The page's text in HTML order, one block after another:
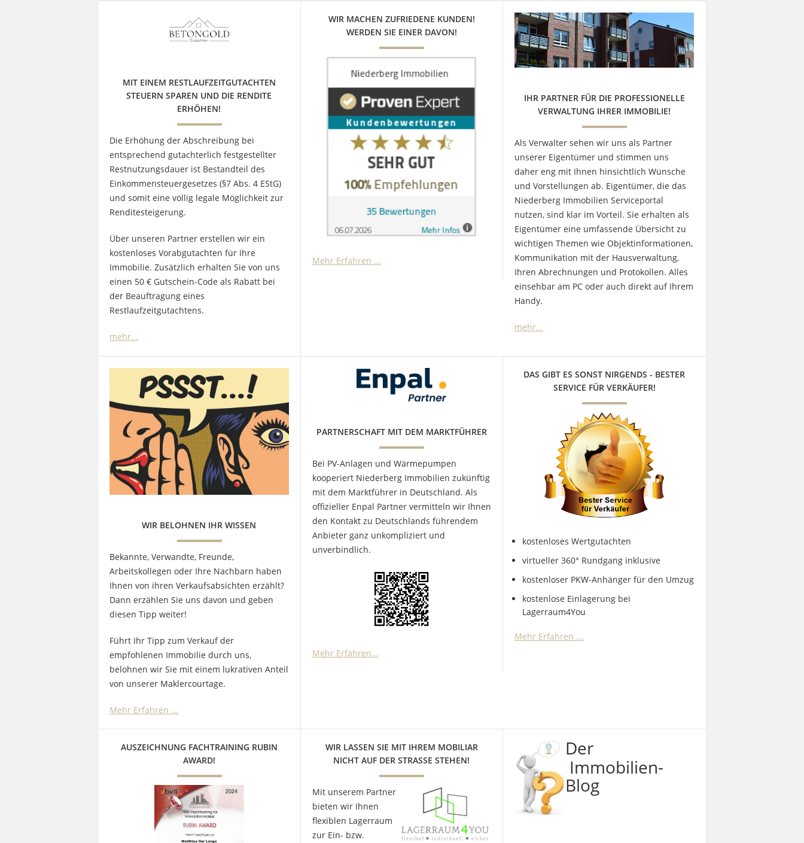
MIT EINEM RESTLAUFZEITGUTACHTEN
STEUERN SPAREN UND DIE RENDITE
ERHÖHEN!
Die Erhöhung der Abschreibung bei
entsprechend gutachterlich festgestellter
Restnutzungsdauer ist Bestandteil des
Einkommensteuergesetzes (§7 Abs. 4 EStG)
und somit eine völlig legale Möglichkeit zur
Renditesteigerung.
Über unseren Partner erstellen wir ein
kostenloses Vorabgutachten für Ihre
Immobilie. Zusätzlich erhalten Sie von uns
einen 50 € Gutschein-Code als Rabatt bei
der Beauftragung eines
Restlaufzeitgutachtens.
mehr...
WIR MACHEN ZUFRIEDENE KUNDEN!
WERDEN SIE EINER DAVON!
Mehr Erfahren ...
IHR PARTNER FÜR DIE PROFESSIONELLE
VERWALTUNG IHRER IMMOBILIE!
Als Verwalter sehen wir uns als Partner
unserer Eigentümer und stimmen uns
daher eng mit Ihnen hinsichtlich Wünsche
und Vorstellungen ab. Eigentümer, die das
Niederberg Immobilien Serviceportal
nutzen, sind klar im Vorteil. Sie erhalten als
Eigentümer eine umfassende Übersicht zu
wichtigen Themen wie Objektinformationen,
Kommunikation mit der Hausverwaltung,
Ihren Abrechnungen und Protokollen. Alles
einsehbar am PC oder auch direkt auf Ihrem
Handy.
mehr...
WIR BELOHNEN IHR WISSEN
Bekannte, Verwandte, Freunde,
Arbeitskollegen oder Ihre Nachbarn haben
Ihnen von ihren Verkaufsabsichten erzählt?
Dann erzählen Sie uns davon und geben
diesen Tipp weiter!
Führt Ihr Tipp zum Verkauf der
empfohlenen Immobilie durch uns,
belohnen wir Sie mit einem lukrativen Anteil
von unserer Maklercourtage.
Mehr Erfahren ...
PARTNERSCHAFT MIT DEM MARKTFÜHRER
Bei PV-Anlagen und Wärmepumpen
kooperiert Niederberg Immobilien zukünftig
mit dem Marktführer in Deutschland. Als
offizieller Enpal Partner vermitteln wir Ihnen
den Kontakt zu Deutschlands führendem
Anbieter ganz unkompliziert und
unverbindlich.
Mehr Erfahren...
DAS GIBT ES SONST NIRGENDS - BESTER
SERVICE FÜR VERKÄUFER!
kostenloses Wertgutachten
virtueller 360° Rundgang inklusive
kostenloser PKW-Anhänger für den Umzug
kostenlose Einlagerung bei
Lagerraum4You
Mehr Erfahren ...
AUSZEICHNUNG FACHTRAINING RUBIN
AWARD!
WIR LASSEN SIE MIT IHREM MOBILIAR
NICHT AUF DER STRASSE STEHEN!
Mit unserem Partner
bieten wir Ihnen
flexiblen Lagerraum
zur Ein- bzw.
Der
Immobilien-
Blog